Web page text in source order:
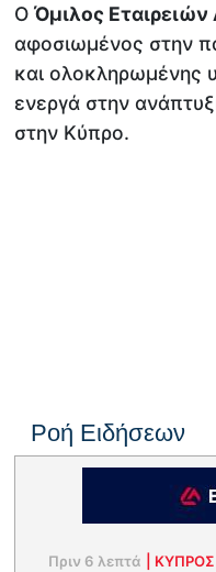
ΟΌμιλος
αφοσιωμένος στην
και ολοκληρωμένης
ενεργά στην
στην Κύπρο.
Ροή Ειδήσεων
Πριν 6 λεπτά ΚΥΠΡΟΣ